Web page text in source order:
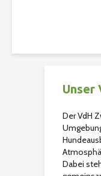
Unser
Der VdH
Dabei